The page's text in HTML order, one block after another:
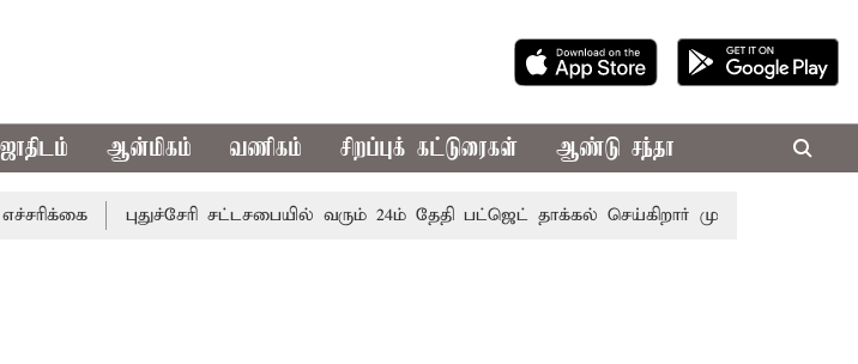
ஆன்மிகம் வணிகம் சிறப்புக் கட்டுரைகள் ஆண்டு சந்தா
புதுச்சேரி சட்டசபையில் வரும் 24ம் தேதி பட்ஜெட் தாக்கல் செய்கிறார் முதல்-அமைச்சர்